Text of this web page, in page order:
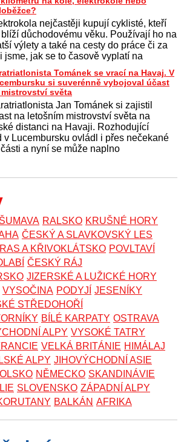
nejčastěji kupují cyklisté, kteří
důchodovému věku. Používají ho na
výlety a také na cesty do práce či za
jsme, jak se to časově vyplatí na
Tománek se vrací na Havaj. V
si suverénně vybojoval účast
mistrovství světa
Jan Tománek si zajistil
na letošním mistrovství světa na
distanci na Havaji. Rozhodující
v Lucembursku ovládl i přes nečekané
a nyní se může naplno
ŠUMAVA RALSKO KRUŠNÉ HORY
ČESKÝ A SLAVKOVSKÝ LES
A KŘIVOKLÁTSKO POVLTAVÍ
ČESKÝ RÁJ
JIZERSKÉ A LUŽICKÉ HORY
VYSOČINA PODYJÍ JESENÍKY
STŘEDOHOŘÍ
BÍLÉ KARPATY OSTRAVA
ALPY VYSOKÉ TATRY
VELKÁ BRITÁNIE HIMÁLAJ
ALPY JIHOVÝCHODNÍ ASIE
NĚMECKO SKANDINÁVIE
SLOVENSKO ZÁPADNÍ ALPY
BALKÁN AFRIKA